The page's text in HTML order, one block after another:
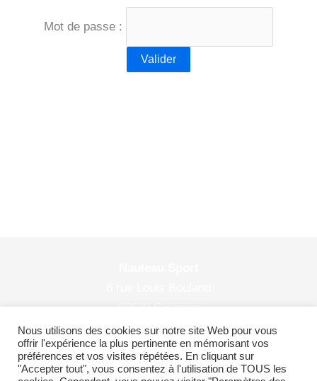
Mot de passe :
© 2026 Nauleau Sport
Nous utilisons des cookies sur notre site Web pour vous
offrir l'expérience la plus pertinente en mémorisant vos
préférences et vos visites répétées. En cliquant sur
"Accepter tout", vous consentez à l'utilisation de TOUS les